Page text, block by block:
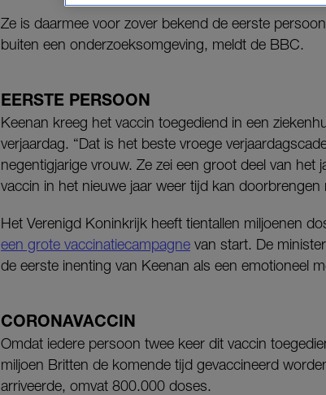
Ze is daarmee voor zover bekend de eerste
buiten een onderzoeksomgeving, meldt de BBC.
EERSTE PERSOON
Keenan kreeg het vaccin toegediend in een
verjaardag. “Dat is het beste vroege
negentigjarige vrouw. Ze zei een groot deel van
vaccin in het nieuwe jaar weer tijd kan doorbrengen
Het Verenigd Koninkrijk heeft tientallen miljoenen
een grote vaccinatiecampagne van start. De
de eerste inenting van Keenan als een emotioneel
CORONAVACCIN
Omdat iedere persoon twee keer dit vaccin
miljoen Britten de komende tijd gevaccineerd
arriveerde, omvat 800.000 doses.